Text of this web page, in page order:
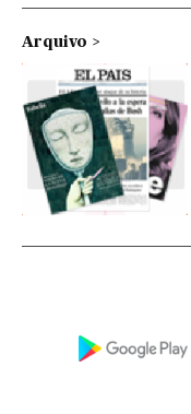
Arquivo